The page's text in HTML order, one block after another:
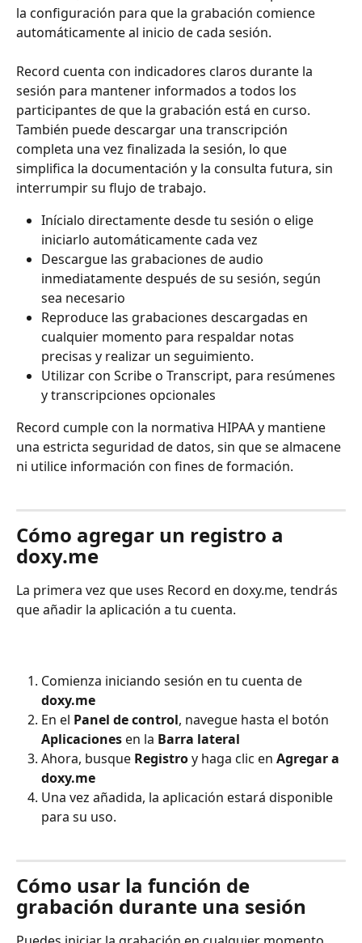
la configuración para que la grabación comience
automáticamente al inicio de cada sesión.
Record cuenta con indicadores claros durante la
sesión para mantener informados a todos los
participantes de que la grabación está en curso.
También puede descargar una transcripción
completa una vez finalizada la sesión, lo que
simplifica la documentación y la consulta futura, sin
interrumpir su flujo de trabajo.
Inícialo directamente desde tu sesión o elige
iniciarlo automáticamente cada vez
Descargue las grabaciones de audio
inmediatamente después de su sesión, según
sea necesario
Reproduce las grabaciones descargadas en
cualquier momento para respaldar notas
precisas y realizar un seguimiento.
Utilizar con Scribe o Transcript, para resúmenes
y transcripciones opcionales
Record cumple con la normativa HIPAA y mantiene
una estricta seguridad de datos, sin que se almacene
ni utilice información con fines de formación.
Cómo agregar un registro a
doxy.me
La primera vez que uses Record en doxy.me, tendrás
que añadir la aplicación a tu cuenta.
Comienza iniciando sesión en tu cuenta de
doxy.me
En el Panel de control, navegue hasta el botón
Aplicaciones en la Barra lateral
Ahora, busque Registro y haga clic en Agregar a
doxy.me
Una vez añadida, la aplicación estará disponible
para su uso.
Cómo usar la función de
grabación durante una sesión